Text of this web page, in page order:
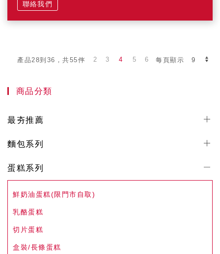
聯絡我們
產品28到36，共55件 每頁顯示
2 3 4 5 6
商品分類
最夯推薦
麵包系列
蛋糕系列
鮮奶油蛋糕(限門市自取)
乳酪蛋糕
切片蛋糕
盒裝/長條蛋糕